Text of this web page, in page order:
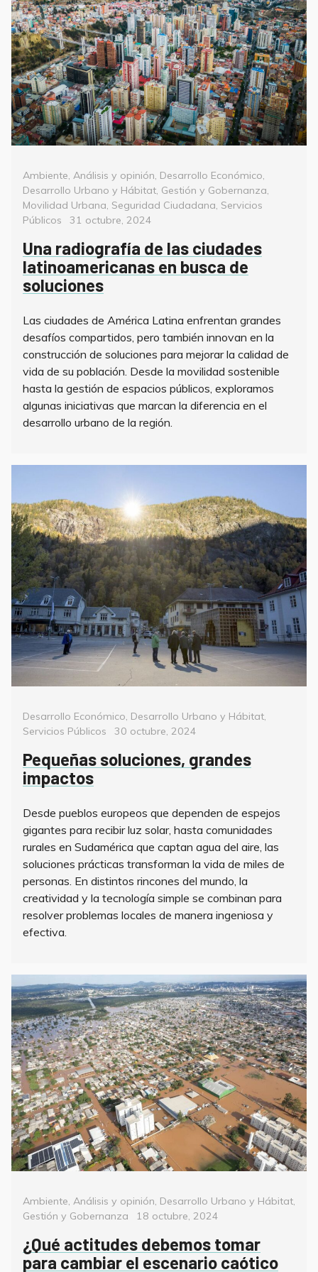
Categorías
Ambiente Análisis y opinión Desarrollo Económico
Desarrollo Urbano y Hábitat Gestión y Gobernanza
Movilidad Urbana Seguridad Ciudadana Servicios
Públicos
Posted
31 octubre, 2024
Una radiografía de las ciudades
latinoamericanas en busca de
soluciones
Las ciudades de América Latina enfrentan grandes
desafíos compartidos, pero también innovan en la
construcción de soluciones para mejorar la calidad de
vida de su población. Desde la movilidad sostenible
hasta la gestión de espacios públicos, exploramos
algunas iniciativas que marcan la diferencia en el
desarrollo urbano de la región.
Categorías
Desarrollo Económico Desarrollo Urbano y Hábitat
Servicios Públicos
Posted
30 octubre, 2024
Pequeñas soluciones, grandes
impactos
Desde pueblos europeos que dependen de espejos
gigantes para recibir luz solar, hasta comunidades
rurales en Sudamérica que captan agua del aire, las
soluciones prácticas transforman la vida de miles de
personas. En distintos rincones del mundo, la
creatividad y la tecnología simple se combinan para
resolver problemas locales de manera ingeniosa y
efectiva.
Categorías
Ambiente, Análisis y opinión, Desarrollo Urbano y Hábitat,
Gestión y Gobernanza
Posted
18 octubre, 2024
¿Qué actitudes debemos tomar
para cambiar el escenario caótico